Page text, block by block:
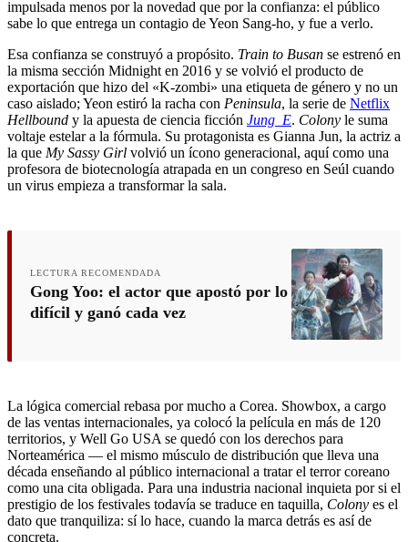
impulsada menos por la novedad que por la confianza: el público
sabe lo que entrega un contagio de Yeon Sang-ho, y fue a verlo.
Esa confianza se construyó a propósito. Train to Busan se estrenó en
la misma sección Midnight en 2016 y se volvió el producto de
exportación que hizo del «K-zombi» una etiqueta de género y no un
caso aislado; Yeon estiró la racha con Peninsula, la serie de Netflix
Hellbound y la apuesta de ciencia ficción Jung_E. Colony le suma
voltaje estelar a la fórmula. Su protagonista es Gianna Jun, la actriz a
la que My Sassy Girl volvió un ícono generacional, aquí como una
profesora de biotecnología atrapada en un congreso en Seúl cuando
un virus empieza a transformar la sala.
LECTURA RECOMENDADA
Gong Yoo: el actor que apostó por lo
difícil y ganó cada vez
La lógica comercial rebasa por mucho a Corea. Showbox, a cargo
de las ventas internacionales, ya colocó la película en más de 120
territorios, y Well Go USA se quedó con los derechos para
Norteamérica — el mismo músculo de distribución que lleva una
década enseñando al público internacional a tratar el terror coreano
como una cita obligada. Para una industria nacional inquieta por si el
prestigio de los festivales todavía se traduce en taquilla, Colony es el
dato que tranquiliza: sí lo hace, cuando la marca detrás es así de
concreta.